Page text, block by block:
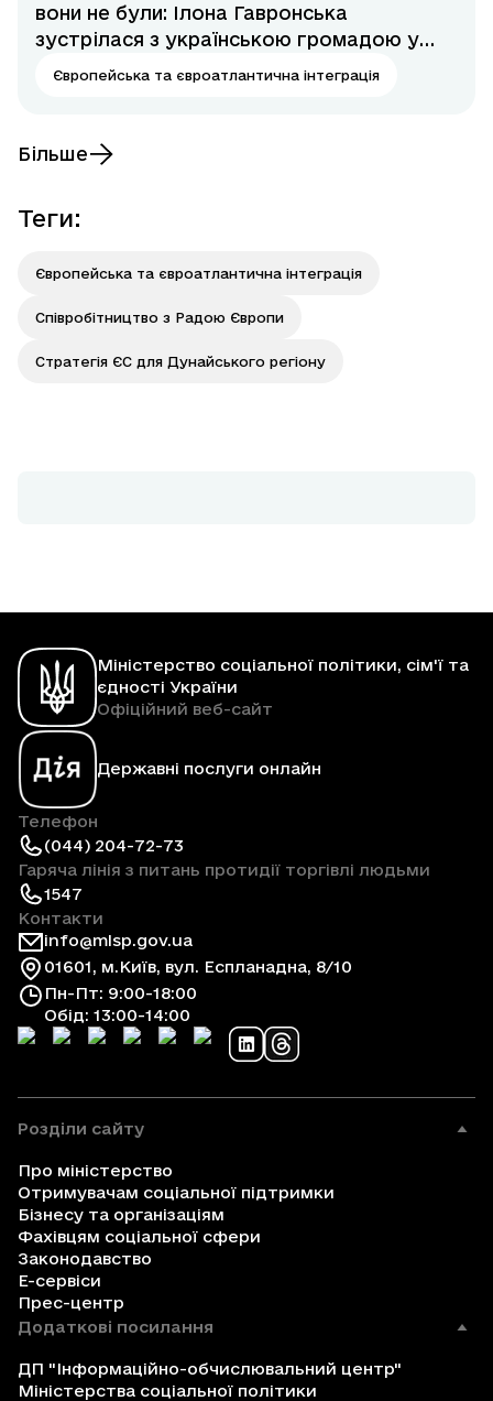
Більше
вони не були: Ілона Гавронська
зустрілася з українською громадою у
межах робочого візиту до США
Європейська та євроатлантична інтеграція
Теги:
Європейська та євроатлантична інтеграція
Співробітництво з Радою Європи
Стратегія ЄС для Дунайського регіону
Міністерство соціальної політики, сім'ї та
єдності України
Офіційний веб-сайт
Державні послуги онлайн
Телефон
(044) 204-72-73
Гаряча лінія з питань протидії торгівлі людьми
1547
Контакти
info@mlsp.gov.ua
01601, м.Київ, вул. Еспланадна, 8/10
Пн-Пт: 9:00-18:00
Обід: 13:00-14:00
Розділи сайту
Про міністерство
Отримувачам соціальної підтримки
Бізнесу та організаціям
Фахівцям соціальної сфери
Законодавство
Е-сервіси
Прес-центр
Додаткові посилання
ДП "Інформаційно-обчислювальний центр"
Міністерства соціальної політики